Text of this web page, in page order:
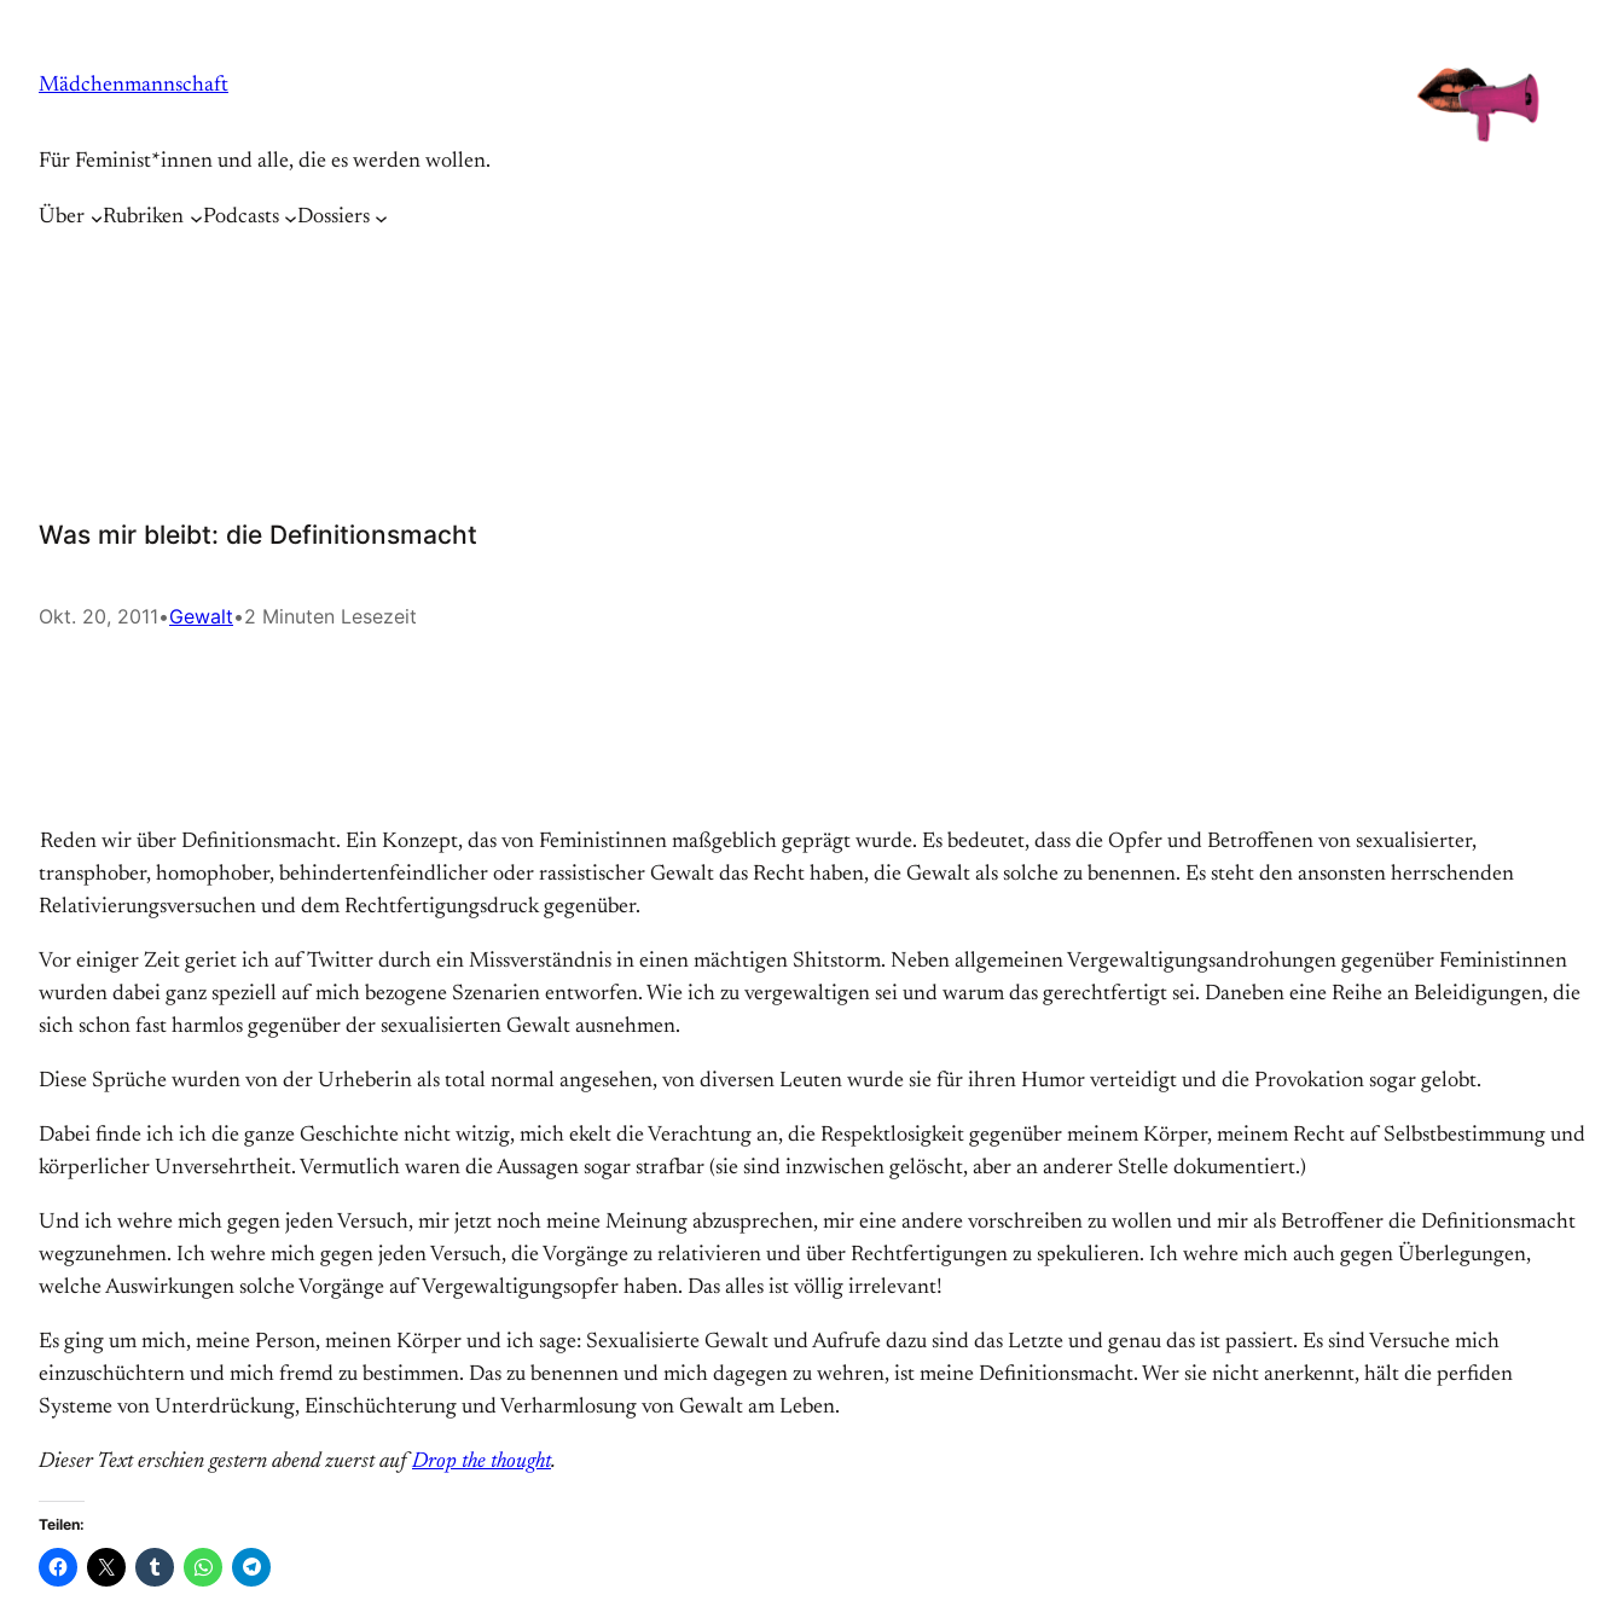
springen
Mädchenmannschaft
Für Feminist*innen und alle, die es werden wollen.
Über Rubriken Podcasts Dossiers
Was mir bleibt: die Definitionsmacht
Okt. 20, 2011•Gewalt•2 Minuten Lesezeit
Reden wir über Definitionsmacht. Ein Konzept, das von Feministinnen maßgeblich geprägt wurde. Es bedeutet, dass die Opfer und Betroffenen von sexualisierter,
transphober, homophober, behindertenfeindlicher oder rassistischer Gewalt das Recht haben, die Gewalt als solche zu benennen. Es steht den ansonsten herrschenden
Relativierungsversuchen und dem Rechtfertigungsdruck gegenüber.
Vor einiger Zeit geriet ich auf Twitter durch ein Missverständnis in einen mächtigen Shitstorm. Neben allgemeinen Vergewaltigungsandrohungen gegenüber Fe­mi­nis­tinnen
wurden dabei ganz speziell auf mich bezogene Szenarien entworfen. Wie ich zu vergewaltigen sei und warum das gerechtfertigt sei. Daneben eine Reihe an Be­leidigungen, die
sich schon fast harmlos gegenüber der sexualisierten Gewalt ausnehmen.
Diese Sprüche wurden von der Urheberin als total normal angesehen, von diversen Leuten wurde sie für ihren Humor verteidigt und die Provokation sogar gelobt.
Dabei finde ich ich die ganze Geschichte nicht witzig, mich ekelt die Verachtung an, die Respektlosigkeit gegenüber meinem Körper, meinem Recht auf Selbst­be­stimmung und
körperlicher Unversehrtheit. Vermutlich waren die Aussagen sogar straf­bar (sie sind inzwischen gelöscht, aber an anderer Stelle dokumentiert.)
Und ich wehre mich gegen jeden Versuch, mir jetzt noch meine Meinung ab­zu­sprechen, mir eine andere vorschreiben zu wollen und mir als Betroffener die Definitions­macht
wegzunehmen. Ich wehre mich gegen jeden Versuch, die Vorgänge zu relativieren und über Rechtfertigungen zu spekulieren. Ich wehre mich auch gegen Überlegungen,
welche Auswirkungen solche Vor­gänge auf Ver­ge­wal­ti­gungs­opfer haben. Das alles ist völlig irrelevant!
Es ging um mich, meine Person, meinen Körper und ich sage: Sexualisierte Gewalt und Aufrufe dazu sind das Letzte und genau das ist passiert. Es sind Versuche mich
einzuschüchtern und mich fremd zu bestimmen. Das zu benennen und mich dagegen zu wehren, ist meine Definitionsmacht. Wer sie nicht anerkennt, hält die perfiden
Systeme von Unterdrückung, Einschüchterung und Verharmlosung von Gewalt am Leben.
Dieser Text erschien gestern abend zuerst aufDrop the thought.
Teilen: